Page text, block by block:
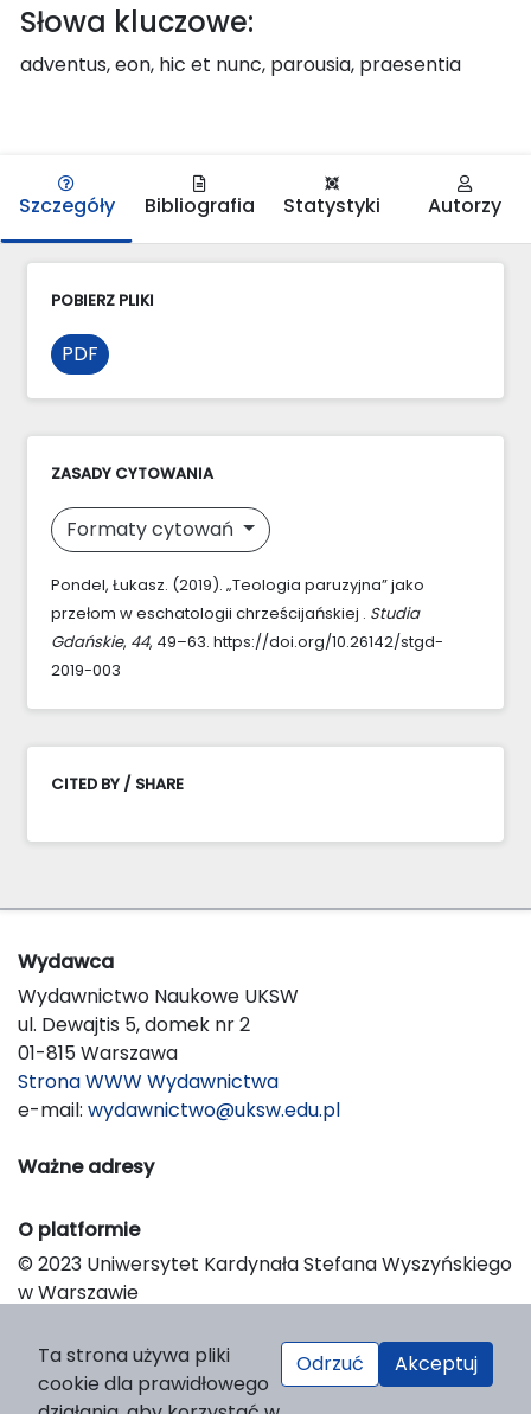
Słowa kluczowe:
adventus, eon, hic et nunc, parousia, praesentia
Szczegóły Bibliografia Statystyki Autorzy
POBIERZ PLIKI
PDF
ZASADY CYTOWANIA
Formaty cytowań
Pondel, Łukasz. (2019). „Teologia paruzyjna” jako
przełom w eschatologii chrześcijańskiej . Studia
Gdańskie, 44, 49–63. https://doi.org/10.26142/stgd-
2019-003
CITED BY / SHARE
Wydawca
Wydawnictwo Naukowe UKSW
ul. Dewajtis 5, domek nr 2
01-815 Warszawa
Strona WWW Wydawnictwa
e-mail: wydawnictwo@uksw.edu.pl
Ważne adresy
O platformie
© 2023 Uniwersytet Kardynała Stefana Wyszyńskiego
w Warszawie
Platform & Workflow by OJS/PKP
Ta strona używa pliki
cookie dla prawidłowego
Odrzuć Akceptuj